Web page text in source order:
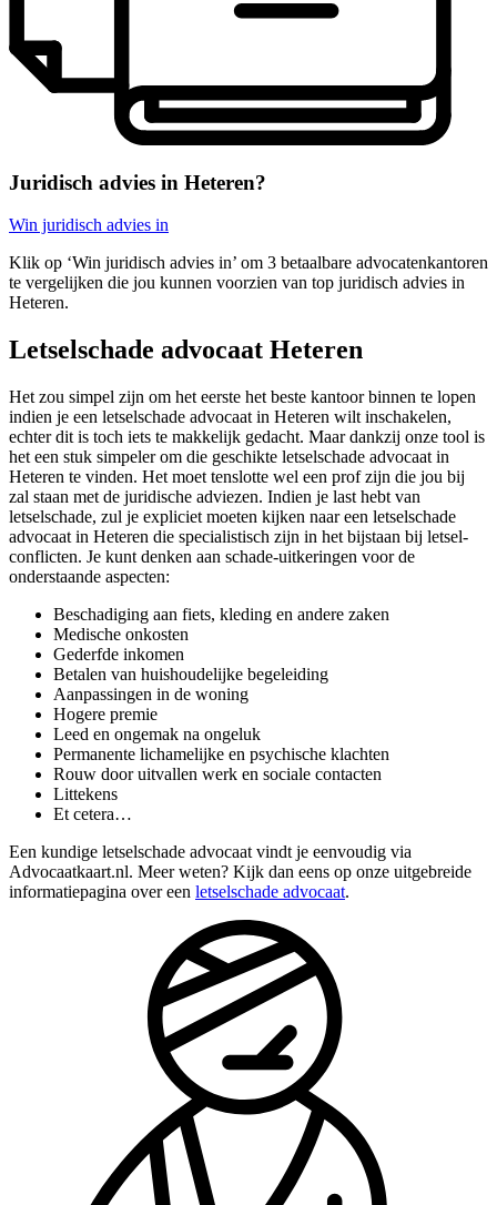
Juridisch advies in Heteren?
Win juridisch advies in
Klik op ‘Win juridisch advies in’ om 3 betaalbare advocatenkantoren
te vergelijken die jou kunnen voorzien van top juridisch advies in
Heteren.
Letselschade advocaat Heteren
Het zou simpel zijn om het eerste het beste kantoor binnen te lopen
indien je een letselschade advocaat in Heteren wilt inschakelen,
echter dit is toch iets te makkelijk gedacht. Maar dankzij onze tool is
het een stuk simpeler om die geschikte letselschade advocaat in
Heteren te vinden. Het moet tenslotte wel een prof zijn die jou bij
zal staan met de juridische adviezen. Indien je last hebt van
letselschade, zul je expliciet moeten kijken naar een letselschade
advocaat in Heteren die specialistisch zijn in het bijstaan bij letsel-
conflicten. Je kunt denken aan schade-uitkeringen voor de
onderstaande aspecten:
Beschadiging aan fiets, kleding en andere zaken
Medische onkosten
Gederfde inkomen
Betalen van huishoudelijke begeleiding
Aanpassingen in de woning
Hogere premie
Leed en ongemak na ongeluk
Permanente lichamelijke en psychische klachten
Rouw door uitvallen werk en sociale contacten
Littekens
Et cetera…
Een kundige letselschade advocaat vindt je eenvoudig via
Advocaatkaart.nl. Meer weten? Kijk dan eens op onze uitgebreide
informatiepagina over een letselschade advocaat.